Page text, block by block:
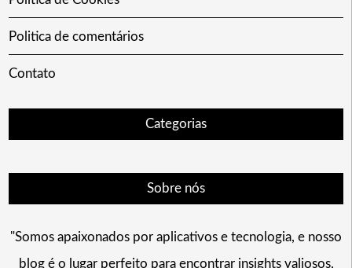
Politica de comentários
Contato
Categorias
Sobre nós
"Somos apaixonados por aplicativos e tecnologia, e nosso
blog é o lugar perfeito para encontrar insights valiosos,